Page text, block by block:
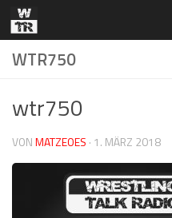
Zum Inhalt springen
WTR750
wtr750
VONMATZEOES · 1. MÄRZ 2018